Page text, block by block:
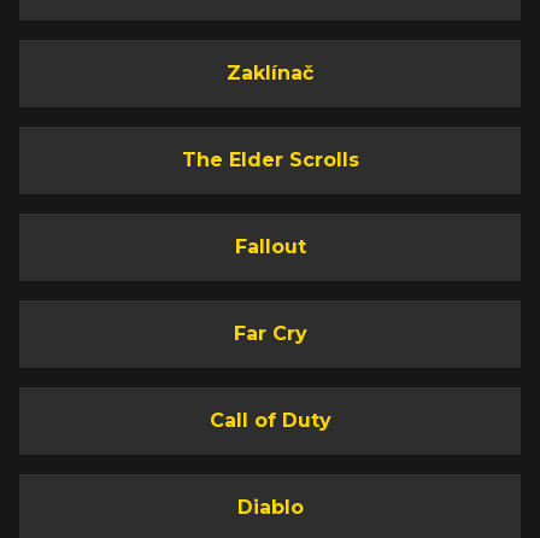
Zaklínač
The Elder Scrolls
Fallout
Far Cry
Call of Duty
Diablo